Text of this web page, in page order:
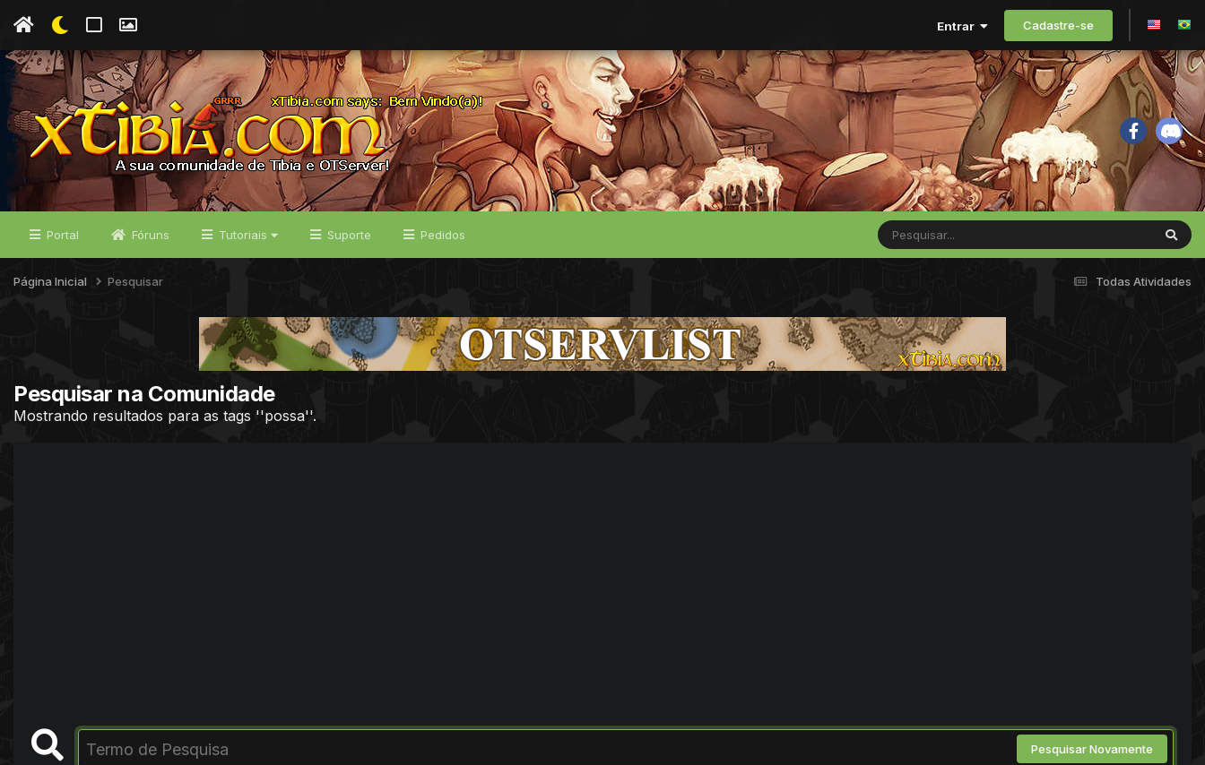
Entrar Cadastre-se
Portal Fóruns Tutoriais Suporte Pedidos
Todas Atividades
Página Inicial Pesquisar
Pesquisar na Comunidade
Mostrando resultados para as tags ''possa''.
Pesquisar Novamente